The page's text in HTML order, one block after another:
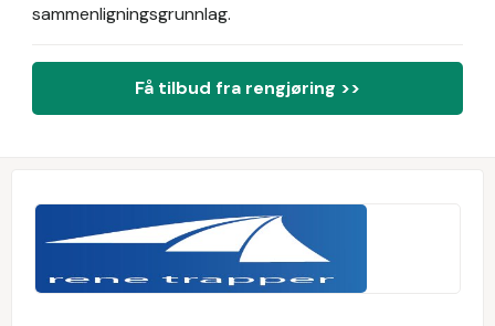
sammenligningsgrunnlag.
Få tilbud fra rengjøring >>